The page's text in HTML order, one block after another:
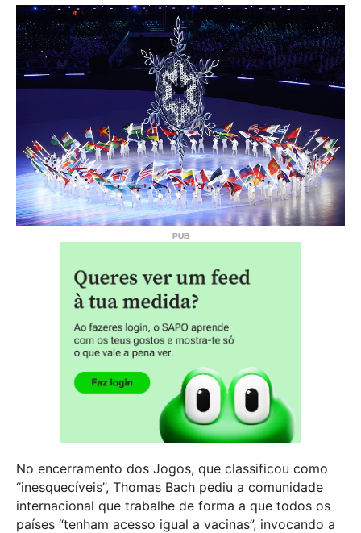
No encerramento dos Jogos, que classificou como
“inesquecíveis”, Thomas Bach pediu a comunidade
internacional que trabalhe de forma a que todos os
países “tenham acesso igual a vacinas”, invocando a